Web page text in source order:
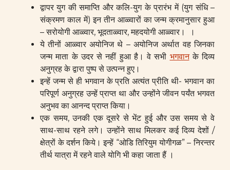
द्वापर युग की समाप्ति और कलि-युग के प्रारंभ में (युग संधि –
संक्रमण काल में) इन तीन आळ्वारों का जन्म क्रमानुसार हुआ
– सरोयोगी आळ्वार, भूदताळ्वार, महदयोगी आळ्वार। ।
ये तीनों आळ्वार अयोनिज थे – अयोनिज अर्थात वह जिनका
जन्म माता के उदर से नहीं हुआ है। वे सभी भगवानके दिव्य
अनुग्रह के द्वारा पुष्प से उत्पन्न हुए।
इन्हें जन्म से ही भगवान के प्रति अत्यंत प्रीति थी- भगवान का
परिपूर्ण अनुग्रह उन्हें प्राप्त था और उन्होंने जीवन पर्यंत भगवत
अनुभव का आनन्द प्राप्त किया।
एक समय, उनकी एक दूसरे से भेंट हुई और उस समय से वे
साथ-साथ रहने लगे। उन्होंने साथ मिलकर कई दिव्य देशों /
क्षेत्रों के दर्शन किये। इन्हें “ओडि तिरियुम योगीगळ” – निरन्तर
तीर्थ यात्रा में रहने वाले योगि भी कहा जाता हैं ।